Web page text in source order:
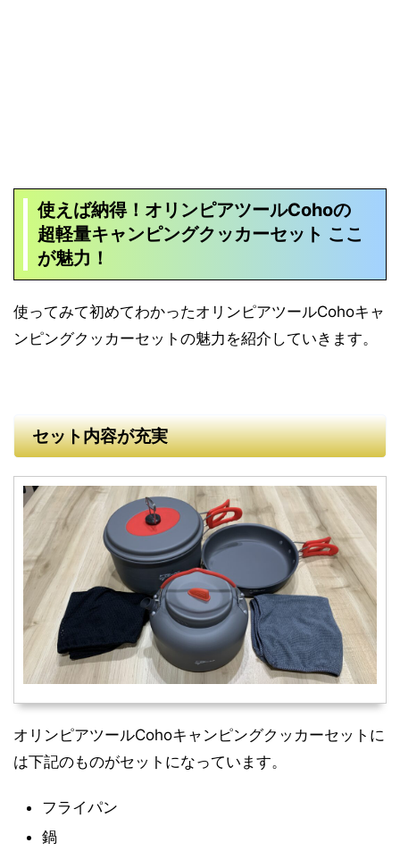
使えば納得！ オリンピアツールCohoの
超軽量キャンピングクッカーセット ここ
が魅力！
使ってみて初めてわかったオリンピアツールCohoキャ
ンピングクッカーセットの魅力を紹介していきます。
セット内容が充実
オリンピアツールCohoキャンピングクッカーセットに
は下記のものがセットになっています。
フライパン
鍋